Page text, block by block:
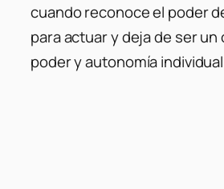
cuando reconoce el poder
para actuar y deja de ser un
poder y autonomía